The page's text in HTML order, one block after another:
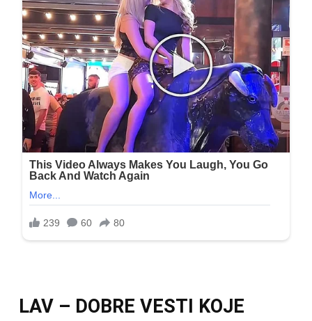
LAV – DOBRE VESTI KOJE